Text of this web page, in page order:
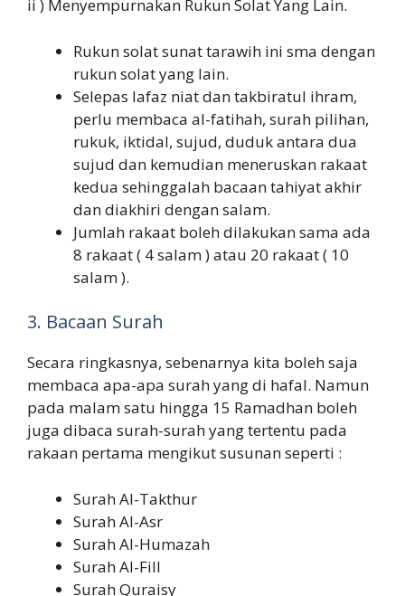
ii ) Menyempurnakan Rukun Solat Yang Lain.
Rukun solat sunat tarawih ini sma dengan
rukun solat yang lain.
Selepas lafaz niat dan takbiratul ihram,
perlu membaca al-fatihah, surah pilihan,
rukuk, iktidal, sujud, duduk antara dua
sujud dan kemudian meneruskan rakaat
kedua sehinggalah bacaan tahiyat akhir
dan diakhiri dengan salam.
Jumlah rakaat boleh dilakukan sama ada
8 rakaat ( 4 salam ) atau 20 rakaat ( 10
salam ).
3. Bacaan Surah
Secara ringkasnya, sebenarnya kita boleh saja
membaca apa-apa surah yang di hafal. Namun
pada malam satu hingga 15 Ramadhan boleh
juga dibaca surah-surah yang tertentu pada
rakaan pertama mengikut susunan seperti :
Surah Al-Takthur
Surah Al-Asr
Surah Al-Humazah
Surah Al-Fill
Surah Quraisy